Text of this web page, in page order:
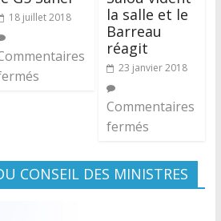
18 juillet 2018
la salle et le
Barreau
réagit
23 janvier 2018
Commentaires
fermés
CONSEIL DES MINISTRES